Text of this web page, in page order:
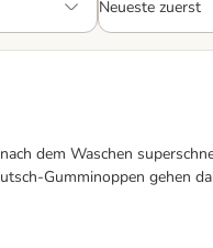
dem Waschen
Gumminoppen gehen